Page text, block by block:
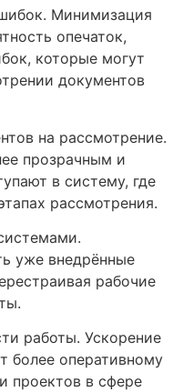
Минимизация
опечаток,
которые могут
документов
на рассмотрение.
прозрачным и
в систему, где
рассмотрения.
уже внедрённые
рабочие
работы. Ускорение
более оперативному
проектов в сфере